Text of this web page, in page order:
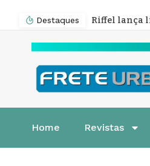
Destaques
Home Revistas